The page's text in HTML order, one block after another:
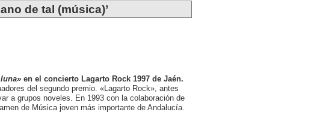
de tal (música)’
en el concierto Lagarto Rock 1997 de Jaén.
del segundo premio. «Lagarto Rock», antes
a grupos noveles. En 1993 con la colaboración de
de Música joven más importante de Andalucía.